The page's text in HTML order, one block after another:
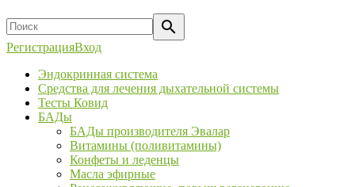
РегистрацияВход
Эндокринная система
Средства для лечения дыхательной системы
Тесты Ковид
БАДы
БАДы производителя Эвалар
Витамины (поливитамины)
Конфеты и леденцы
Масла эфирные